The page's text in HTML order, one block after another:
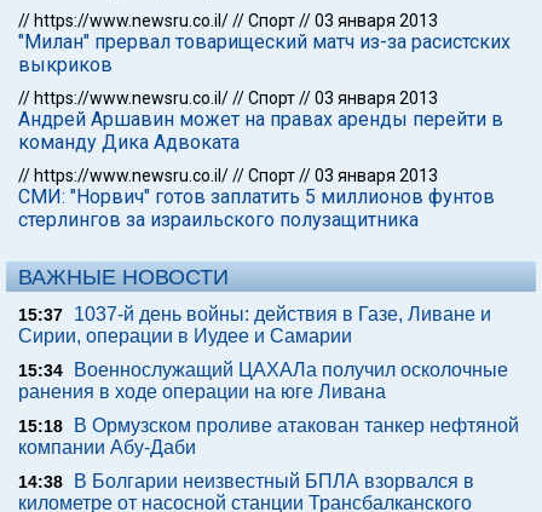
// https://www.newsru.co.il///Спорт//03 января 2013
"Милан" прервал товарищеский матч из-за расистских
выкриков
// https://www.newsru.co.il///Спорт//03 января 2013
Андрей Аршавин может на правах аренды перейти в
команду Дика Адвоката
// https://www.newsru.co.il///Спорт//03 января 2013
СМИ: "Норвич" готов заплатить 5 миллионов фунтов
стерлингов за израильского полузащитника
ВАЖНЫЕ НОВОСТИ
15:37
1037-й день войны: действия в Газе, Ливане и
Сирии, операции в Иудее и Самарии
15:34
Военнослужащий ЦАХАЛа получил осколочные
ранения в ходе операции на юге Ливана
15:18
В Ормузском проливе атакован танкер нефтяной
компании Абу-Даби
14:38
В Болгарии неизвестный БПЛА взорвался в
километре от насосной станции Трансбалканского